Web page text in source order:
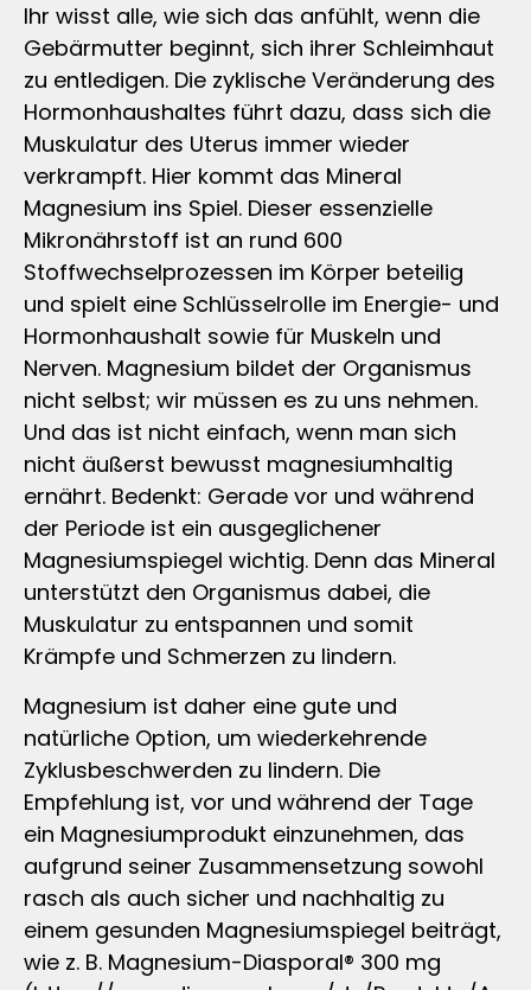
Ihr wisst alle, wie sich das anfühlt, wenn die
Gebärmutter beginnt, sich ihrer Schleimhaut
zu entledigen. Die zyklische Veränderung des
Hormonhaushaltes führt dazu, dass sich die
Muskulatur des Uterus immer wieder
verkrampft. Hier kommt das Mineral
Magnesium ins Spiel. Dieser essenzielle
Mikronährstoff ist an rund 600
Stoffwechselprozessen im Körper beteilig
und spielt eine Schlüsselrolle im Energie- und
Hormonhaushalt sowie für Muskeln und
Nerven. Magnesium bildet der Organismus
nicht selbst; wir müssen es zu uns nehmen.
Und das ist nicht einfach, wenn man sich
nicht äußerst bewusst magnesiumhaltig
ernährt. Bedenkt: Gerade vor und während
der Periode ist ein ausgeglichener
Magnesiumspiegel wichtig. Denn das Mineral
unterstützt den Organismus dabei, die
Muskulatur zu entspannen und somit
Krämpfe und Schmerzen zu lindern.
Magnesium ist daher eine gute und
natürliche Option, um wiederkehrende
Zyklusbeschwerden zu lindern. Die
Empfehlung ist, vor und während der Tage
ein Magnesiumprodukt einzunehmen, das
aufgrund seiner Zusammensetzung sowohl
rasch als auch sicher und nachhaltig zu
einem gesunden Magnesiumspiegel beiträgt,
wie z. B. Magnesium-Diasporal® 300 mg